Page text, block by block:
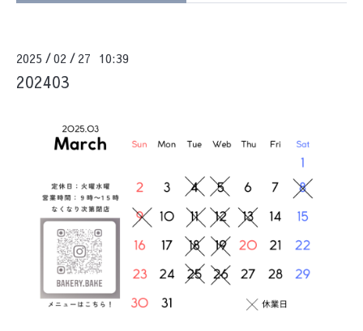
2025 /02 / 27 10:39
202403